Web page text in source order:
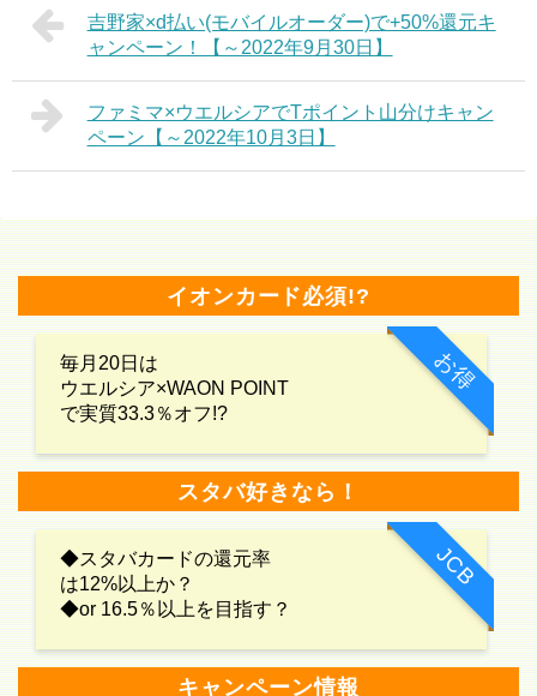
吉野家×d払い(モバイルオーダー)で+50%還元キ
ャンペーン！【～2022年9月30日】
ファミマ×ウエルシアでTポイント山分けキャン
ペーン【～2022年10月3日】
イオンカード必須!?
お得
毎月20日は
ウエルシア×WAON POINT
で実質33.3％オフ!?
スタバ好きなら！
JCB
◆スタバカードの還元率
は12%以上か？
◆or 16.5％以上を目指す？
キャンペーン情報